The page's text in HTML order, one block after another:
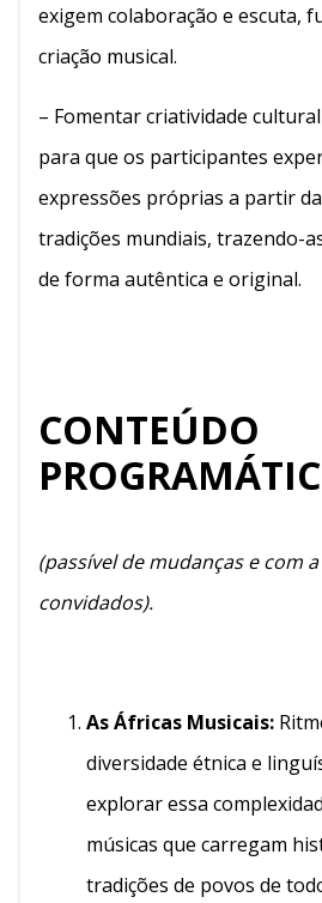
exigem colaboração e escuta,
criação musical.
– Fomentar criatividade
para que os participantes
expressões próprias a partir
tradições mundiais, trazendo-
de forma autêntica e original.
CONTEÚDO
(passível de mudanças e com
convidados).
As Áfricas Musicais:
diversidade étnica e
explorar essa
músicas que carregam
tradições de povos de